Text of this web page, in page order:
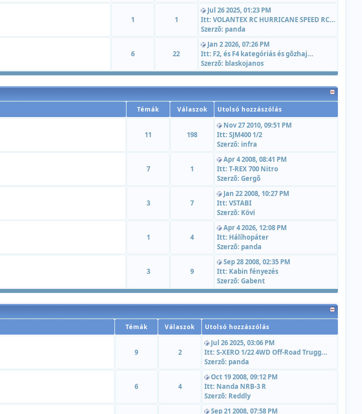
1 1
Jul 26 2025, 01:23 PM
Itt: VOLANTEX RC HURRICANE SPEED RC...
Szerzõ: panda
6 22
Jan 2 2026, 07:26 PM
Itt: F2, és F4 kategóriás és gõzhaj...
Szerzõ: blaskojanos
Témák Válaszok Utolsó hozzászólás
11 198
Nov 27 2010, 09:51 PM
Itt: SJM400 1/2
Szerzõ: infra
7 1
Apr 4 2008, 08:41 PM
Itt: T-REX 700 Nitro
Szerzõ: Gergõ
3 7
Jan 22 2008, 10:27 PM
Itt: VSTABI
Szerzõ: Kövi
1 4
Apr 4 2026, 12:08 PM
Itt: Hálíhopáter
Szerzõ: panda
3 9
Sep 28 2008, 02:35 PM
Itt: Kabin fényezés
Szerzõ: Gabent
Témák Válaszok Utolsó hozzászólás
9 2
Jul 26 2025, 03:06 PM
Itt: S-XERO 1/22 4WD Off-Road Trugg...
Szerzõ: panda
6 4
Oct 19 2008, 09:12 PM
Itt: Nanda NRB-3 R
Szerzõ: Reddly
Sep 21 2008, 07:58 PM